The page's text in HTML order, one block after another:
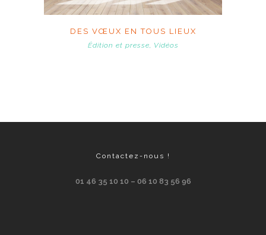
DES VŒUX EN TOUS LIEUX
Édition et presse, Vidéos
Contactez-nous !
01 46 35 10 10 – 06 10 83 56 96